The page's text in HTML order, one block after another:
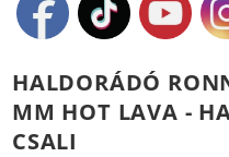
HALDORÁDÓ
MM HOT LAVA -
CSALI